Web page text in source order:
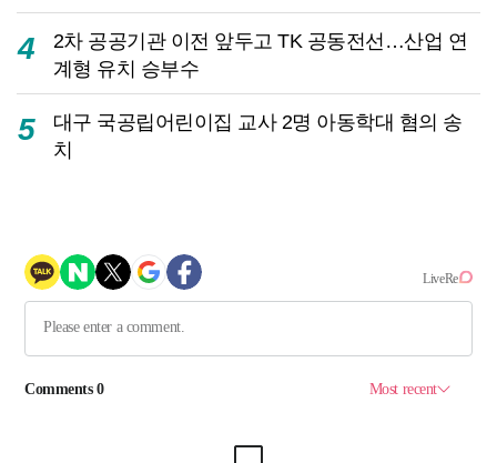
4
2차 공공기관 이전 앞두고 TK 공동전선…산업 연
계형 유치 승부수
5
대구 국공립어린이집 교사 2명 아동학대 혐의 송
치